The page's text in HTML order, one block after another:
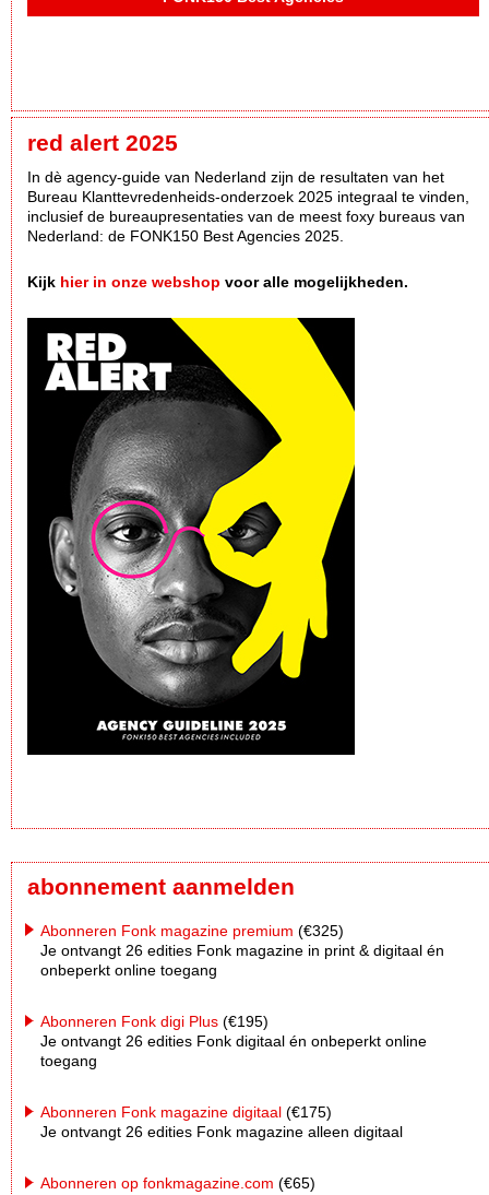
red alert 2025
In dè agency-guide van Nederland zijn de resultaten van het
Bureau Klanttevredenheids-onderzoek 2025 integraal te vinden,
inclusief de bureaupresentaties van de meest foxy bureaus van
Nederland: de FONK150 Best Agencies 2025.
Kijk hier in onze webshop voor alle mogelijkheden.
abonnement aanmelden
Abonneren Fonk magazine premium (€325)
Je ontvangt 26 edities Fonk magazine in print & digitaal én
onbeperkt online toegang
Abonneren Fonk digi Plus (€195)
Je ontvangt 26 edities Fonk digitaal én onbeperkt online
toegang
Abonneren Fonk magazine digitaal (€175)
Je ontvangt 26 edities Fonk magazine alleen digitaal
Abonneren op fonkmagazine.com (€65)